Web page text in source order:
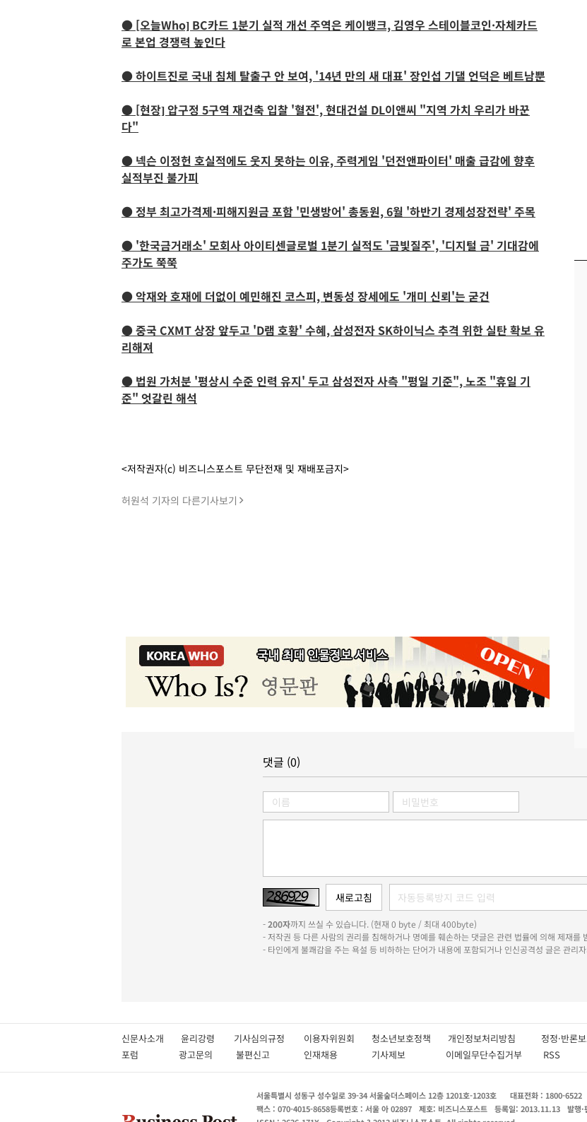
● [오늘Who] BC카드 1분기 실적 개선 주역은 케이뱅크, 김영우 스테이블코인·자체카드
로 본업 경쟁력 높인다
● 하이트진로 국내 침체 탈출구 안 보여, '14년 만의 새 대표' 장인섭 기댈 언덕은 베트남뿐
● [현장] 압구정 5구역 재건축 입찰 '혈전', 현대건설 DL이앤씨 "지역 가치 우리가 바꾼
다"
● 넥슨 이정헌 호실적에도 웃지 못하는 이유, 주력게임 '던전앤파이터' 매출 급감에 향후
실적부진 불가피
● 정부 최고가격제·피해지원금 포함 '민생방어' 총동원, 6월 '하반기 경제성장전략' 주목
● '한국금거래소' 모회사 아이티센글로벌 1분기 실적도 '금빛질주', '디지털 금' 기대감에
주가도 쭉쭉
● 악재와 호재에 더없이 예민해진 코스피, 변동성 장세에도 '개미 신뢰'는 굳건
● 중국 CXMT 상장 앞두고 'D램 호황' 수혜, 삼성전자 SK하이닉스 추격 위한 실탄 확보 유
리해져
● 법원 가처분 '평상시 수준 인력 유지' 두고 삼성전자 사측 "평일 기준", 노조 "휴일 기
준" 엇갈린 해석
<저작권자(c) 비즈니스포스트 무단전재 및 재배포금지>
허원석 기자의 다른기사보기
댓글 (0)
-200자까지 쓰실 수 있습니다. (현재 0 byte / 최대 400byte)
- 저작권 등 다른 사람의 권리를 침해하거나 명예를 훼손하는 댓글은 관련 법률에 의해 제재를
- 타인에게 불쾌감을 주는 욕설 등 비하하는 단어가 내용에 포함되거나 인신공격성 글은 관리
신문사소개 윤리강령 기사심의규정 이용자위원회 청소년보호정책 개인정보처리방침 정정·반론
포럼
광고문의 불편신고 인재채용 기사제보 이메일무단수집거부 RSS
서울특별시 성동구 성수일로 39-34 서울숲더스페이스 12층 1201호-1203호 대표전화 : 1800-6522
팩스 : 070-4015-8658등록번호 : 서울 아 02897 제호: 비즈니스포스트 등록일: 2013.11.13 발행